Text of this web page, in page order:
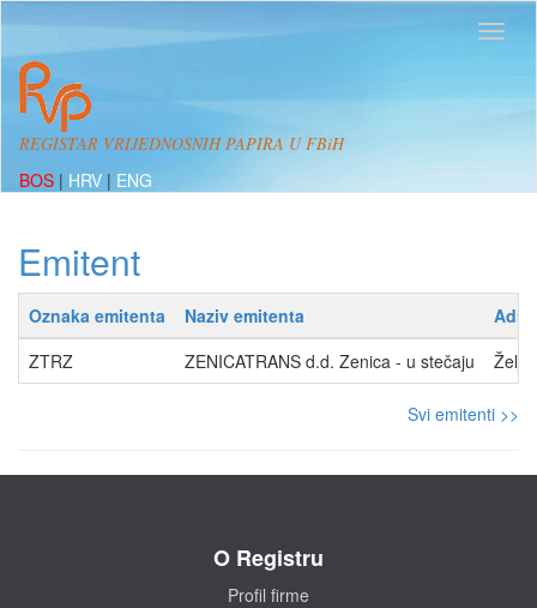
REGISTAR VRIJEDNOSNIH PAPIRA U FBiH
BOS | HRV | ENG
Emitent
Oznaka emitenta Naziv emitenta
ZTRZ
ZENICATRANS d.d. Zenica - u stečaju
Svi emitenti >>
O Registru
Profil firme